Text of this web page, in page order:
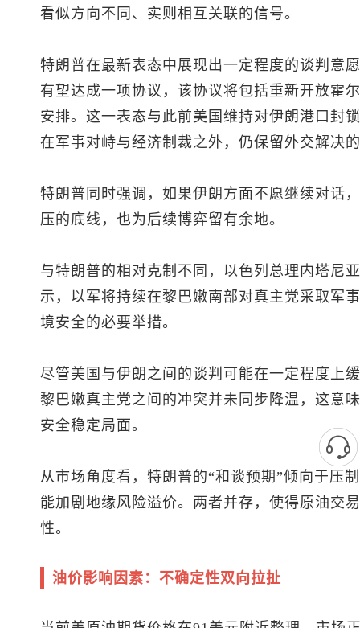
看似方向不同、实则相互关联的信号。
特朗普在最新表态中展现出一定程度的谈判意
有望达成一项协议，该协议将包括重新开放霍
安排。这一表态与此前美国维持对伊朗港口封
在军事对峙与经济制裁之外，仍保留外交解决
特朗普同时强调，如果伊朗方面不愿继续对
压的底线，也为后续博弈留有余地。
与特朗普的相对克制不同，以色列总理内塔尼
示，以军将持续在黎巴嫩南部对真主党采取军
境安全的必要举措。
尽管美国与伊朗之间的谈判可能在一定程度上
黎巴嫩真主党之间的冲突并未同步降温，这意
安全稳定局面。
从市场角度看，特朗普的“和谈预期”倾向于压
能加剧地缘风险溢价。两者并存，使得原油交
性。
油价影响因素：不确定性双向拉扯